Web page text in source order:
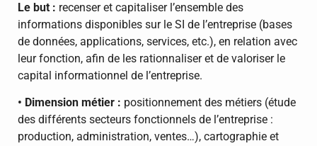
Le but : recenser et capitaliser l’ensemble des
informations disponibles sur le SI de l’entreprise (bases
de données, applications, services, etc.), en relation avec
leur fonction, afin de les rationnaliser et de valoriser le
capital informationnel de l’entreprise.
• Dimension métier : positionnement des métiers (étude
des différents secteurs fonctionnels de l’entreprise :
production, administration, ventes…), cartographie et